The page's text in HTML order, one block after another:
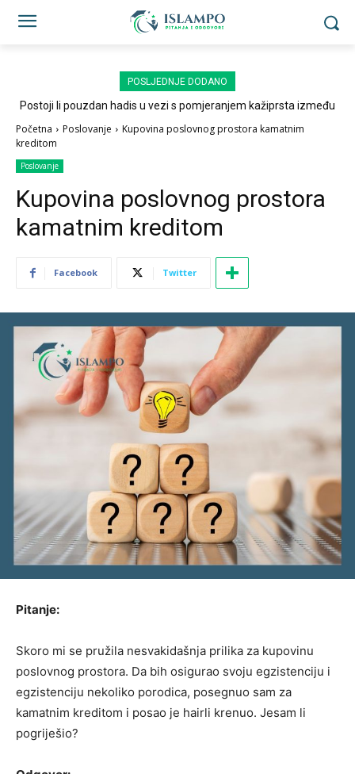
POSLJEDNJE DODANO
Postoji li pouzdan hadis u vezi s pomjeranjem kažiprsta između
Početna Poslovanje
Kupovina poslovnog prostora kamatnim
kreditom
Poslovanje
Kupovina poslovnog prostora
kamatnim kreditom
Facebook Twitter
Pitanje:
Skoro mi se pružila nesvakidašnja prilika za kupovinu
poslovnog prostora. Da bih osigurao svoju egzistenciju i
egzistenciju nekoliko porodica, posegnuo sam za
kamatnim kreditom i posao je hairli krenuo. Jesam li
pogriješio?